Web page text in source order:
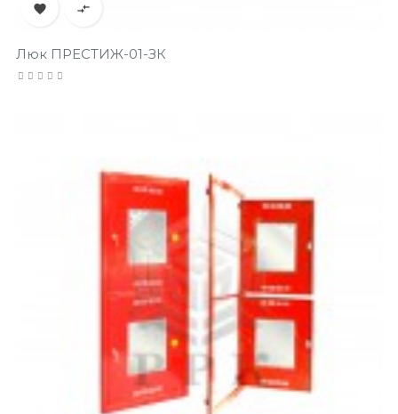
 
Люк ПРЕСТИЖ-01-ЗК